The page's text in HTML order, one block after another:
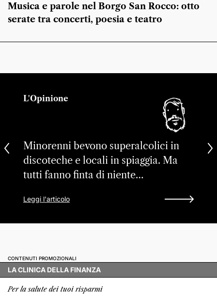
Musica e parole nel Borgo San Rocco: otto
serate tra concerti, poesia e teatro
L'Opinione
Minorenni bevono superalcolici in
discoteche e locali in spiaggia. Ma
tutti fanno finta di niente…
Leggi l'articolo
CONTENUTI PROMOZIONALI
LA CLINICA DELLA FINANZA
Per la salute dei tuoi risparmi